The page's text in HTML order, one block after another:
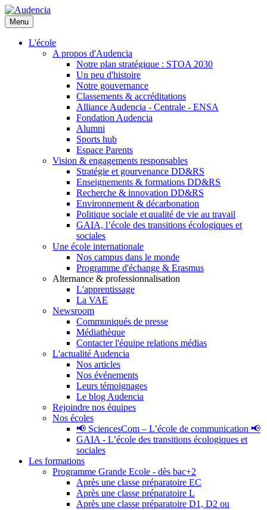
Aller
au
contenu
principal
Menu
L'école
A propos d'Audencia
Notre plan stratégique : STOA 2030
Un peu d'histoire
Notre gouvernance
Classements & accréditations
Alliance Audencia - Centrale - ENSA
Fondation Audencia
Alumni
Sports hub
Espace Parents
Vision & engagements responsables
Stratégie et gourvenance DD&RS
Enseignements & formations DD&RS
Recherche & innovation DD&RS
Environnement & décarbonation
Politique sociale et qualité de vie au travail
GAIA, l’école des transitions écologiques et
sociales
Une école internationale
Nos campus dans le monde
Programme d'échange & Erasmus
Alternance & professionnalisation
L'apprentissage
La VAE
Newsroom
Communiqués de presse
Médiathèque
Contacter l'équipe relations médias
L'actualité Audencia
Nos articles
Nos événements
Leurs témoignages
Le blog Audencia
Rejoindre nos équipes
Nos écoles
📢 SciencesCom – L’école de communication 📢
GAIA - L’école des transitions écologiques et
sociales
Les formations
Programme Grande Ecole - dès bac+2
Après une classe préparatoire EC
Après une classe préparatoire L
Après une classe préparatoire D1, D2 ou